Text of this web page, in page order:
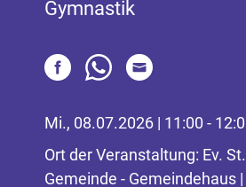
Gymnastik
Mi., 08.07.2026 | 11:00 -
Ort der Veranstaltung: Ev.
Gemeinde - Gemeindehaus |